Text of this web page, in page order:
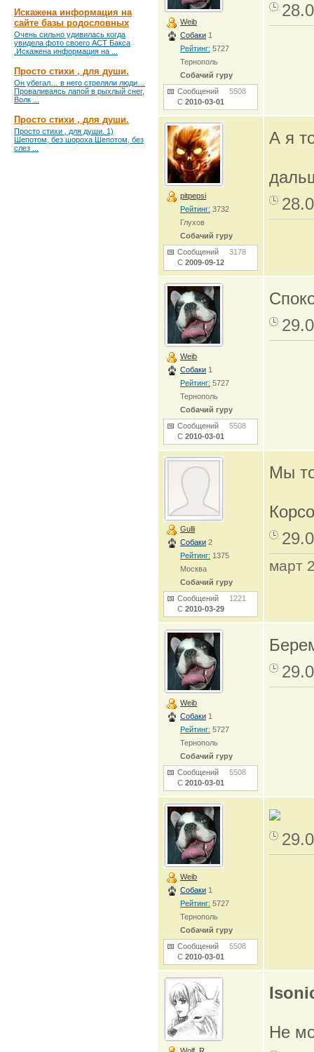
Искажена информация на
сайте базы родословных
Очень сильно удивилась когда
увидела фото своего АСТ Бакса
.Искажена информация на ...
Просто стихи , для души.
Он убегал… в него стреляли люди…
Проваливаясь лапой в рыхлый снег,
Волк ...
Просто стихи , для души.
Просто стихи , для души. 1)
Шепотом, без шороха Шепотом, без
слез ...
Weib
Собаки 1
Рейтинг: 5727
Тернополь
Собачий гуру
Сообщений 5508
С 2010-03-01
pitpepsi
Рейтинг: 3732
Глухов
Собачий гуру
Сообщений 3178
С 2009-09-12
А я
Weib
Собаки 1
Рейтинг: 5727
Тернополь
Собачий гуру
Сообщений 5508
С 2010-03-01
Gulli
Собаки 2
Рейтинг: 1375
Москва
Собачий гуру
Сообщений 1221
С 2010-03-29
Мы
март
Weib
Собаки 1
Рейтинг: 5727
Тернополь
Собачий гуру
Сообщений 5508
С 2010-03-01
Weib
Собаки 1
Рейтинг: 5727
Тернополь
Собачий гуру
Сообщений 5508
С 2010-03-01
Не